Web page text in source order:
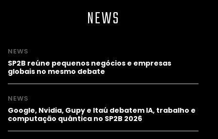
NEWS
NEWS
SP2B reúne pequenos negócios e empresas
globais no mesmo debate
NEWS
Google, Nvidia, Gupy e Itaú debatem IA, trabalho e
computação quântica no SP2B 2026